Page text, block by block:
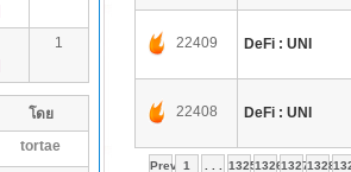
1
โดย
tortae
22409 DeFi : UNI
22408 DeFi : UNI
Prev 1 1325132613271328